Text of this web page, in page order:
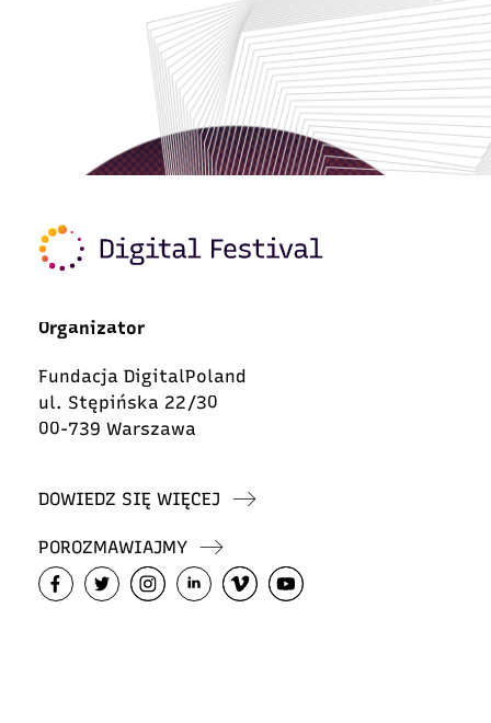
Organizator
Fundacja DigitalPoland
ul. Stępińska 22/30
00-739 Warszawa
DOWIEDZ SIĘ WIĘCEJ
POROZMAWIAJMY